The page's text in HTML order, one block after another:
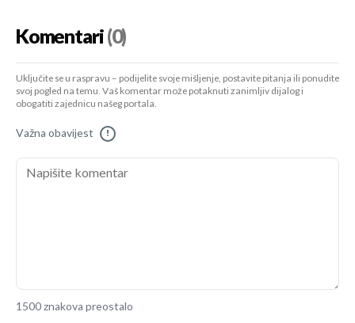
Komentari(0)
Uključite se u raspravu – podijelite svoje mišljenje, postavite pitanja ili ponudite
svoj pogled na temu. Vaš komentar može potaknuti zanimljiv dijalog i
obogatiti zajednicu našeg portala.
Važna obavijest !
1500 znakova preostalo